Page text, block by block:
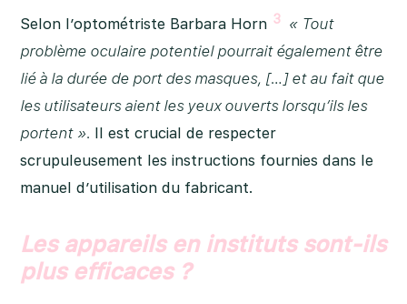
Selon l’optométriste Barbara Horn3 « Tout
problème oculaire potentiel pourrait également être
lié à la durée de port des masques, […] et au fait que
les utilisateurs aient les yeux ouverts lorsqu’ils les
portent ». Il est crucial de respecter
scrupuleusement les instructions fournies dans le
manuel d’utilisation du fabricant.
Les appareils en instituts sont-ils
plus efficaces ?